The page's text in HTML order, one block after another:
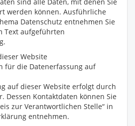
werden können. Ausführliche
Datenschutz entnehmen Sie
Text aufgeführten
Website
für die Datenerfassung auf
auf dieser Website erfolgt durch
Dessen Kontaktdaten können Sie
zur Verantwortlichen Stelle“ in
entnehmen.